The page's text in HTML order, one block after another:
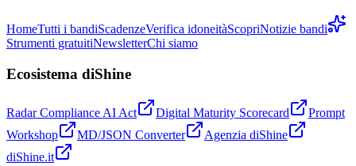
HomeTutti i bandiScadenzeVerifica idoneitàScopriNotizie bandi
Strumenti gratuitiNewsletterChi siamo
Ecosistema diShine
Radar Compliance AI Act Digital Maturity Scorecard
Prompt
Workshop
MD/JSON Converter
Agenzia diShine
diShine.it